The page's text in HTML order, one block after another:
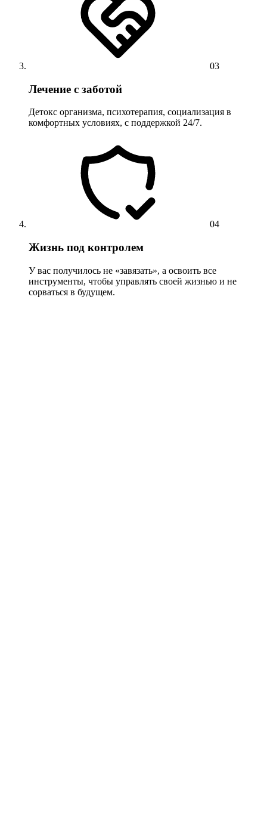
03
Лечение с заботой
Детокс организма, психотерапия, социализация в
комфортных условиях, с поддержкой 24/7.
04
Жизнь под контролем
У вас получилось не «завязать», а освоить все
инструменты, чтобы управлять своей жизнью и не
сорваться в будущем.